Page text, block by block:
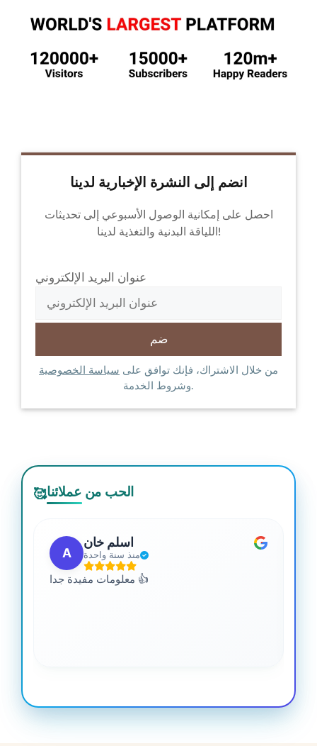
انضم إلى النشرة الإخبارية لدينا
احصل على إمكانية الوصول الأسبوعي إلى تحديثات
اللياقة البدنية والتغذية لدينا!
عنوان البريد الإلكتروني
من خلال الاشتراك، فإنك توافق على سياسة الخصوصية
وشروط الخدمة.
🥰الحب من عملائنا
A
اسلم خان
منذ سنة واحدة
معلومات مفيدة جدا 👍